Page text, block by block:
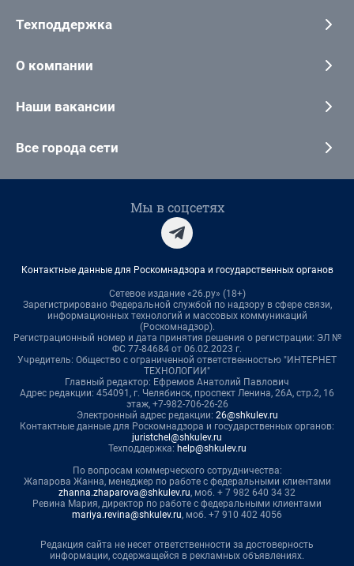
Техподдержка
О компании
Наши вакансии
Все города сети
Мы в соцсетях
Контактные данные для Роскомнадзора и государственных органов
Сетевое издание «26.ру» (18+)
Зарегистрировано Федеральной службой по надзору в сфере связи,
информационных технологий и массовых коммуникаций
(Роскомнадзор).
Регистрационный номер и дата принятия решения о регистрации: ЭЛ №
ФС 77-84684 от 06.02.2023 г.
Учредитель: Общество с ограниченной ответственностью "ИНТЕРНЕТ
ТЕХНОЛОГИИ"
Главный редактор: Ефремов Анатолий Павлович
Адрес редакции: 454091, г. Челябинск, проспект Ленина, 26А, стр.2, 16
этаж, +7-982-706-26-26
Электронный адрес редакции: 26@shkulev.ru
Контактные данные для Роскомнадзора и государственных органов:
juristchel@shkulev.ru
Техподдержка: help@shkulev.ru
По вопросам коммерческого сотрудничества:
Жапарова Жанна, менеджер по работе с федеральными клиентами
zhanna.zhaparova@shkulev.ru, моб. + 7 982 640 34 32
Ревина Мария, директор по работе с федеральными клиентами
mariya.revina@shkulev.ru, моб. +7 910 402 4056
Редакция сайта не несет ответственности за достоверность
информации, содержащейся в рекламных объявлениях.